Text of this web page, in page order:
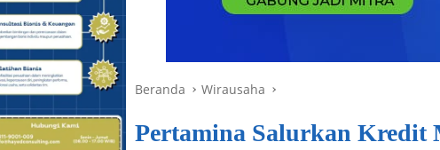
Beranda Wirausaha
Pertamina Salurkan